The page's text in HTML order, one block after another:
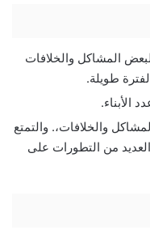
المشاكل والخلافات
طويلة.
الأبناء.
والخلافات،. والتمتع
من التطورات على